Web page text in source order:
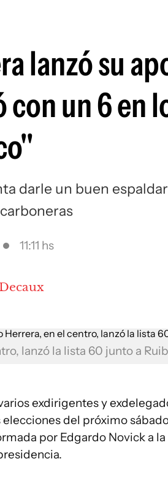
lanzó su
con un 6 en
darle un buen
11:11 hs
lanzó la lista 60 junto a
exdirigentes y
elecciones del próximo
por Edgardo Novick a